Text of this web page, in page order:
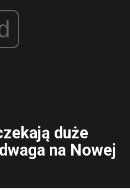
duże
na Nowej